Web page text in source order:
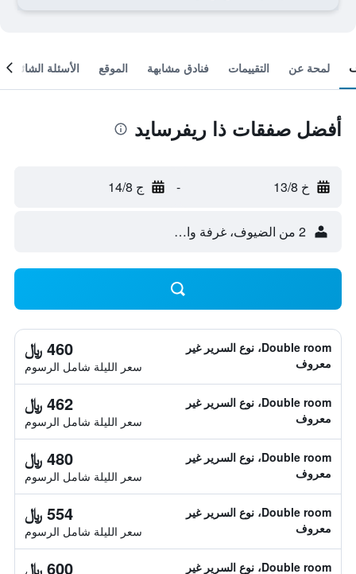
لمحة عن التقييمات فنادق مشابهة الموقع الأسئلة الشائعة
أفضل صفقات ذا ريفرسايد
خ 13/8 - ج 14/8
2 من الضيوف، غرفة واحدة
Double room، نوع السرير غير
معروف
460 ﷼
سعر الليلة شامل الرسوم
Double room، نوع السرير غير
معروف
462 ﷼
سعر الليلة شامل الرسوم
Double room، نوع السرير غير
معروف
480 ﷼
سعر الليلة شامل الرسوم
Double room، نوع السرير غير
معروف
554 ﷼
سعر الليلة شامل الرسوم
Double room، نوع السرير غير
600 ﷼